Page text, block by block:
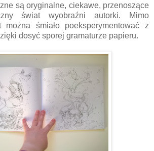
są oryginalne, ciekawe, przenoszące
świat wyobraźni autorki. Mimo
można śmiało poeksperymentować z
dosyć sporej gramaturze papieru.